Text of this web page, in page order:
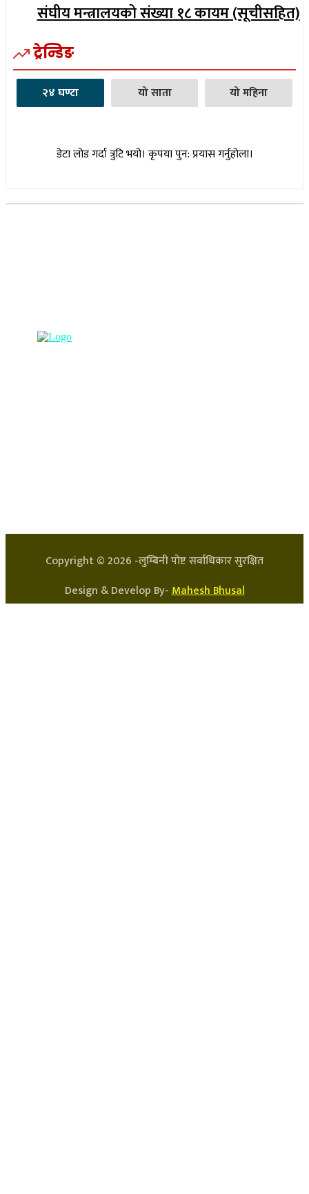
संघीय मन्त्रालयको संख्या १८ कायम (सूचीसहित)
ट्रेन्डिङ
२४ घण्टा यो साता यो महिना
डेटा लोड गर्दा त्रुटि भयो। कृपया पुन: प्रयास गर्नुहोला।
Copyright ©2026 -लुम्बिनी पोष्ट सर्वाधिकार सुरक्षित
Design & Develop By-Mahesh Bhusal